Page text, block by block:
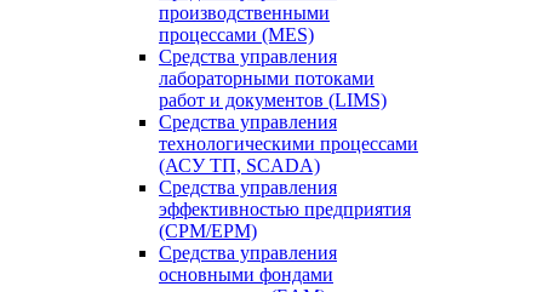
производственными
процессами (MES)
Средства управления
лабораторными потоками
работ и документов (LIMS)
Средства управления
технологическими процессами
(АСУ ТП, SCADA)
Средства управления
эффективностью предприятия
(CPM/EPM)
Средства управления
основными фондами